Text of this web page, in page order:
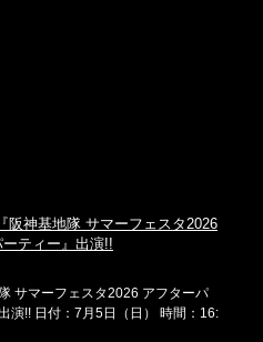
阪神基地隊 サマーフェスタ2026
ティー』出演!!
隊 サマーフェスタ2026 アフターパ
演!! 日付：7月5日（日） 時間：16: